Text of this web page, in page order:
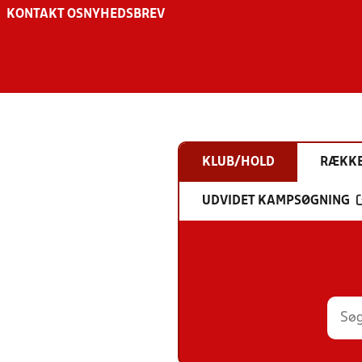
KONTAKT OS NYHEDSBREV
KLUB/HOLD
UDVIDET KAMPSØGNING